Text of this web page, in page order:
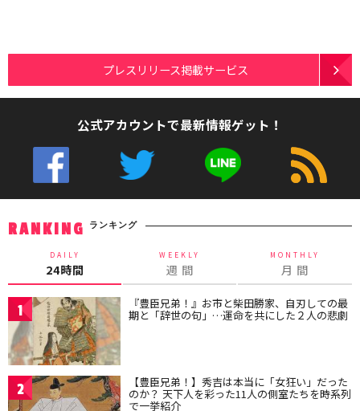
プレスリリース掲載サービス
公式アカウントで最新情報ゲット！
RANKING ランキング
DAILY
24時間
WEEKLY
週 間
MONTHLY
月 間
1 『豊臣兄弟！』お市と柴田勝家、自刃しての最
期と「辞世の句」…運命を共にした２人の悲劇
2 【豊臣兄弟！】秀吉は本当に「女狂い」だった
のか？ 天下人を彩った11人の側室たちを時系列
で一挙紹介